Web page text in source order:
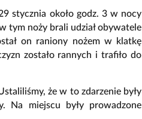
stycznia około godz. 3 w nocy
tym noży brali udział obywatele
on raniony nożem w klatkę
zostało rannych i trafiło do
że w to zdarzenie były
Na miejscu były prowadzone